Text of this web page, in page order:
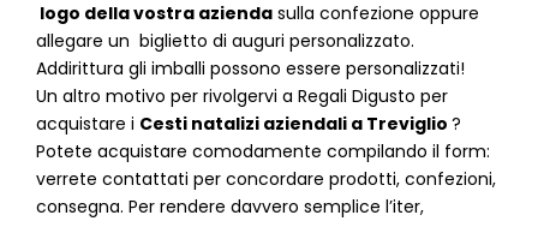
logo della vostra azienda sulla confezione oppure
allegare un biglietto di auguri personalizzato.
Addirittura gli imballi possono essere personalizzati!
Un altro motivo per rivolgervi a Regali Digusto per
acquistare i Cesti natalizi aziendali a Treviglio ?
Potete acquistare comodamente compilando il form:
verrete contattati per concordare prodotti, confezioni,
consegna. Per rendere davvero semplice l’iter,